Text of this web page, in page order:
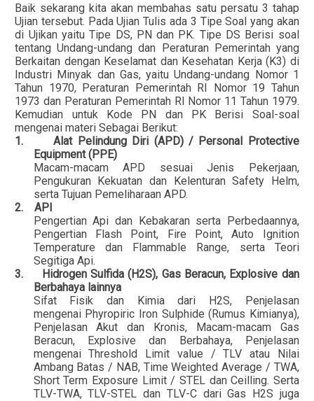
Baik sekarang kita akan membahas satu persatu 3 tahap
Ujian tersebut. Pada Ujian Tulis ada 3 Tipe Soal yang akan
di Ujikan yaitu Tipe DS, PN dan PK. Tipe DS Berisi soal
tentang Undang-undang dan Peraturan Pemerintah yang
Berkaitan dengan Keselamat dan Kesehatan Kerja (K3) di
Industri Minyak dan Gas, yaitu Undang-undang Nomor 1
Tahun 1970, Peraturan Pemerintah RI Nomor 19 Tahun
1973 dan Peraturan Pemerintah RI Nomor 11 Tahun 1979.
Kemudian untuk Kode PN dan PK Berisi Soal-soal
mengenai materi Sebagai Berikut:
1.
Alat Pelindung Diri (APD) / Personal Protective
Equipment (PPE)
Macam-macam APD sesuai Jenis Pekerjaan,
Pengukuran Kekuatan dan Kelenturan Safety Helm,
serta Tujuan Pemeliharaan APD.
2.
API
Pengertian Api dan Kebakaran serta Perbedaannya,
Pengertian Flash Point, Fire Point, Auto Ignition
Temperature dan Flammable Range, serta Teori
Segitiga Api.
3.
Hidrogen Sulfida (H2S), Gas Beracun, Explosive dan
Berbahaya lainnya
Sifat Fisik dan Kimia dari H2S, Penjelasan
mengenai Phyropiric Iron Sulphide (Rumus Kimianya),
Penjelasan Akut dan Kronis, Macam-macam Gas
Beracun, Explosive dan Berbahaya, Penjelasan
mengenai Threshold Limit value / TLV atau Nilai
Ambang Batas / NAB, Time Weighted Average / TWA,
Short Term Exposure Limit / STEL dan Ceilling. Serta
TLV-TWA, TLV-STEL dan TLV-C dari Gas H2S juga